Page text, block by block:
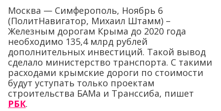
Москва — Симферополь, Ноябрь 6
(ПолитНавигатор, Михаил Штамм) –
Железным дорогам Крыма до 2020 года
необходимо 135,4 млрд рублей
дополнительных инвестиций. Такой вывод
сделало министерство транспорта. С такими
расходами крымские дороги по стоимости
будут уступать только проектам
строительства БАМа и Транссиба, пишет
РБК.